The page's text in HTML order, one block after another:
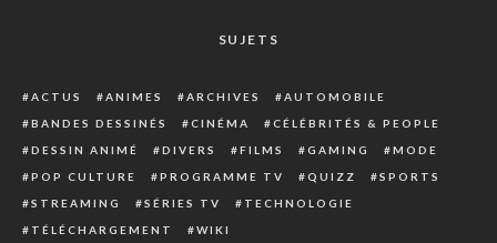
SUJETS
ACTUS ANIMES ARCHIVES
AUTOMOBILE
BANDES DESSINÉS
CINÉMA
CÉLÉBRITÉS & PEOPLE
DESSIN ANIMÉ
DIVERS FILMS GAMING
MODE
POP CULTURE
PROGRAMME TV QUIZZ
SPORTS
STREAMING
SÉRIES TV
TECHNOLOGIE
TÉLÉCHARGEMENT
WIKI